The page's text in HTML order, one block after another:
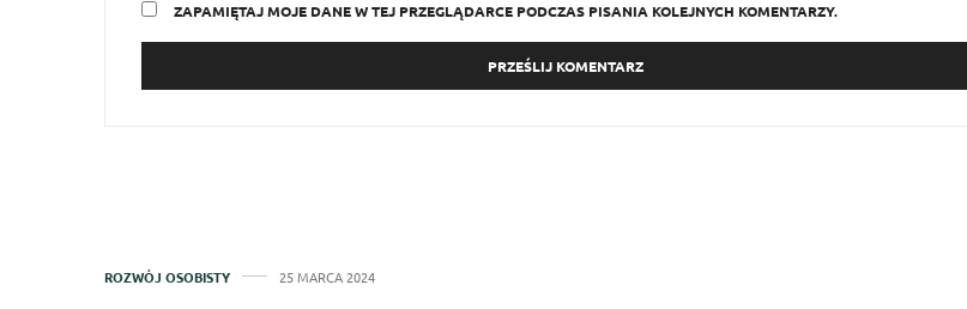
ZAPAMIĘTAJ MOJE DANE W TEJ PRZEGLĄDARCE PODCZAS PISANIA KOLEJNYCH KOMENTARZY.
ROZWÓJ OSOBISTY 25 MARCA 2024